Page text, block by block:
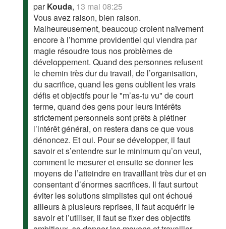
parKouda, 13 mai 08:25
Vous avez raison, bien raison.
Malheureusement, beaucoup croient naïvement
encore à l’homme providentiel qui viendra par
magie résoudre tous nos problèmes de
développement. Quand des personnes refusent
le chemin très dur du travail, de l’organisation,
du sacrifice, quand les gens oublient les vrais
défis et objectifs pour le "m’as-tu vu" de court
terme, quand des gens pour leurs intérêts
strictement personnels sont prêts à piétiner
l’intérêt général, on restera dans ce que vous
dénoncez. Et oui. Pour se développer, il faut
savoir et s’entendre sur le minimum qu’on veut,
comment le mesurer et ensuite se donner les
moyens de l’atteindre en travaillant très dur et en
consentant d’énormes sacrifices. Il faut surtout
éviter les solutions simplistes qui ont échoué
ailleurs à plusieurs reprises, il faut acquérir le
savoir et l’utiliser, il faut se fixer des objectifs